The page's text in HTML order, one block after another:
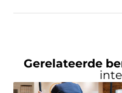
Gerelateerde